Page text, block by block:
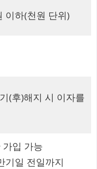
이하(천원 단위)
(후)해지 시 이자를
입 가능
기일 전일까지